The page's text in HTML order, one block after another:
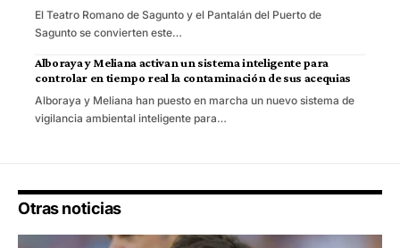
El Teatro Romano de Sagunto y el Pantalán del Puerto de
Sagunto se convierten este…
Alboraya y Meliana activan un sistema inteligente para
controlar en tiempo real la contaminación de sus acequias
Alboraya y Meliana han puesto en marcha un nuevo sistema de
vigilancia ambiental inteligente para…
Otras noticias